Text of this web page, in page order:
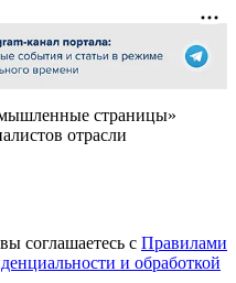
страницы»
отрасли
соглашаетесь с Правилами
и обработкой